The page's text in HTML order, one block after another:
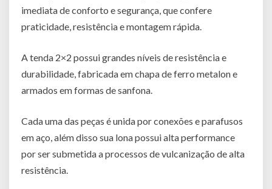
imediata de conforto e segurança, que confere
praticidade, resistência e montagem rápida.
A tenda 2×2 possui grandes níveis de resistência e
durabilidade, fabricada em chapa de ferro metalon e
armados em formas de sanfona.
Cada uma das peças é unida por conexões e parafusos
em aço, além disso sua lona possui alta performance
por ser submetida a processos de vulcanização de alta
resistência.